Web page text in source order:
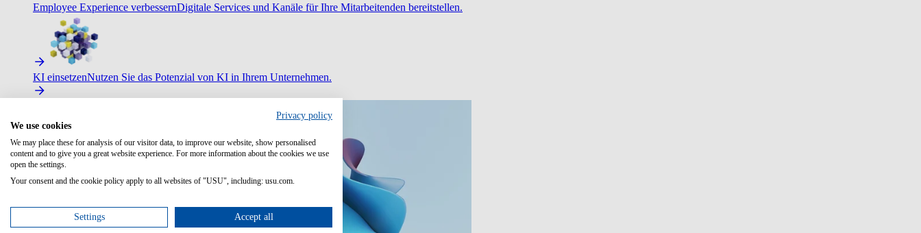
Employee Experience verbessernDigitale Services und Kanäle für Ihre Mitarbeitenden bereitstellen.
KI einsetzenNutzen Sie das Potenzial von KI in Ihrem Unternehmen.
Privacy policy
We use cookies
We may place these for analysis of our visitor data, to improve our website, show personalised
content and to give you a great website experience. For more information about the cookies we use
open the settings.
Your consent and the cookie policy apply to all websites of "USU", including: usu.com.
Settings Accept all